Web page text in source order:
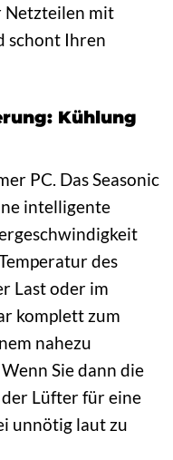
Netzteilen mit
schont Ihren
Kühlung
PC. Das Seasonic
intelligente
des
Last oder im
komplett zum
nahezu
Sie dann die
Lüfter für eine
unnötig laut zu